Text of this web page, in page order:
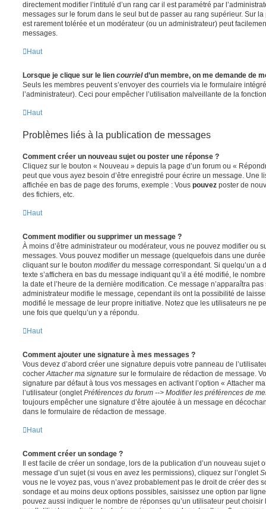
directement modifier l’intitulé d’un rang car il est paramétré par
messages sur le forum dans le seul but de passer au rang supérieur. Sur
est rarement tolérée et un modérateur (ou un administrateur) peut
messages.
Haut
Lorsque je clique sur le lien courrield’un membre, on me demande de
Seuls les membres peuvent s’envoyer des courriels via le formulaire
l’administrateur). Ceci pour empêcher l’utilisation malveillante de la
Haut
Problèmes liés à la publication de messages
Comment créer un nouveau sujet ou poster une réponse ?
Cliquez sur le bouton « Nouveau » depuis la page d’un forum ou «
peut que vous ayez besoin d’être enregistré pour écrire un message. Une
affichée en bas de page des forums, exemple : Vous pouvez poster de
des fichiers, etc.
Haut
Comment modifier ou supprimer un message ?
À moins d’être administrateur ou modérateur, vous ne pouvez modifier ou
messages. Vous pouvez modifier un message (quelquefois dans une
cliquant sur le bouton modifierdu message correspondant. Si quelqu’un a
texte s’affichera en bas du message indiquant qu’il a été modifié, le
la date et l’heure de la dernière modification. Ce message n’apparaîtra
administrateur modifie le message, cependant ils ont la possibilité de
modifié le message de leur propre initiative. Notez que les utilisateurs ne
une fois que quelqu’un y a répondu.
Haut
Comment ajouter une signature à mes messages ?
Vous devez d’abord créer une signature depuis votre panneau de
cocher Attacher ma signature sur le formulaire de rédaction de message.
signature par défaut à tous vos messages en activant l’option « Attacher
l’utilisateur (onglet Préférences du forum --> Modifier les préférences de
toujours empêcher une signature d’être ajoutée à un message en
dans le formulaire de rédaction de message.
Haut
Comment créer un sondage ?
Il est facile de créer un sondage, lors de la publication d’un nouveau sujet
message d’un sujet (si vous en avez les permissions), cliquez sur l’onglet
vous ne le voyez pas, vous n’avez probablement pas le droit de créer des
sondage et au moins deux options possibles, saisissez une option par
pouvez aussi indiquer le nombre de réponses qu’un utilisateur peut